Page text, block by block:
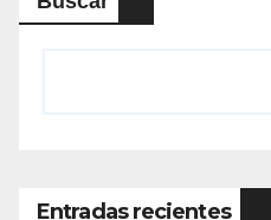
Entradas recientes